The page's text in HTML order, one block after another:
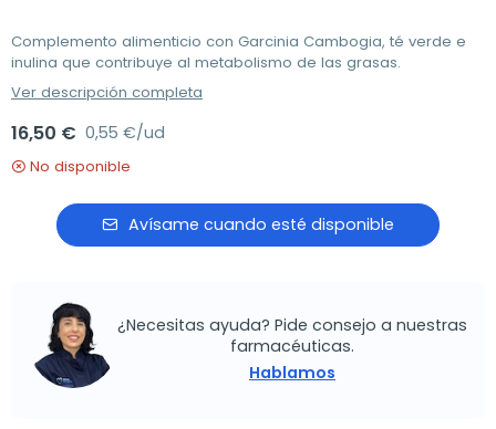
Complemento alimenticio con Garcinia Cambogia, té verde e
inulina que contribuye al metabolismo de las grasas.
Ver descripción completa
16,50 € 0,55 €/ud
No disponible
Avísame cuando esté disponible
¿Necesitas ayuda? Pide consejo a nuestras
farmacéuticas.
Hablamos